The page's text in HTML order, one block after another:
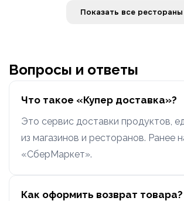
Показать все рестораны
Вопросы и ответы
Что такое «Купер доставка»?
Это сервис доставки продуктов,
из магазинов и ресторанов. Ранее
«СберМаркет».
Как оформить возврат товара?